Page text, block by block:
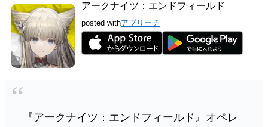
アークナイツ：エンドフィールド
posted withアプリーチ
『アークナイツ：エンドフィールド』オペレ